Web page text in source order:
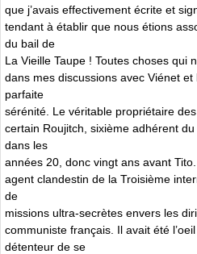
que j’avais effectivement écrite et
tendant à établir que nous étions
du bail de
La Vieille Taupe ! Toutes choses qui
dans mes discussions avec Viénet et
parfaite
sérénité. Le véritable propriétaire
certain Roujitch, sixième adhérent
dans les
années 20, donc vingt ans avant
agent clandestin de la Troisième
de
missions ultra-secrètes envers les
communiste français. Il avait été
détenteur de se